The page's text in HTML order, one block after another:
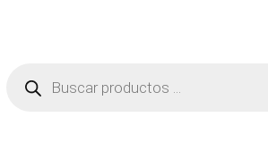
productos